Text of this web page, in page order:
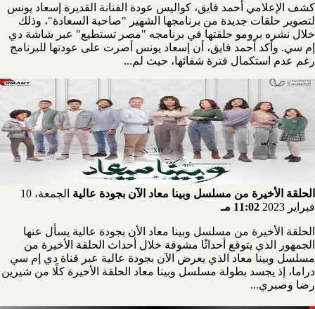
كشف الإعلامي أحمد فايق، كواليس عودة الفنانة القديرة إسعاد يونس
لتصوير حلقات جديدة من برنامجها الشهير "صاحبة السعادة"، وذلك
خلال نشره برومو حلقتها في برنامجه "مصر تستطيع" عبر شاشة دي
إم سي. وأكد أحمد فايق، أن إسعاد يونس أصرت على عودتها للبرنامج
رغم عدم استكمال فترة شفائها، حيث لم...
الحلقة الأخيرة من مسلسل وبينا معاد الآن بجودة عالية
الجمعة، 10
فبراير 2023
11:02 مـ
الحلقة الأخيرة من مسلسل وبينا معاد الأن بجودة عالية يسأل عنها
الجمهور الذي يتوقع أحداثًا مشوقة خلال أحداث الحلقة الأخيرة من
مسلسل وبينا معاد الذي يعرض الآن بجودة عالية عبر قناة دي إم سي
دراما، إذ يجسد بطولة مسلسل وبينا معاد الحلقة الأخيرة كلًا من شيرين
رضا وصبري...